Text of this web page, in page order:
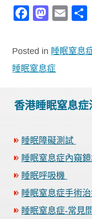
Facebook
Posted in 睡眠窒息
睡眠窒息症
香港睡眠窒息症
睡眠障礙測試
睡眠窒息症內窺
睡眠呼吸機
睡眠窒息症手術
睡眠窒息症-常見